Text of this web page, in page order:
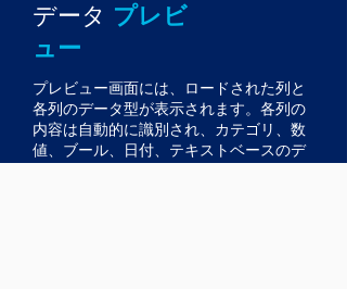
データ プレビ
ュー
プレビュー画面には、ロードされた列と
各列のデータ型が表示されます。各列の
内容は自動的に識別され、カテゴリ、数
値、ブール、日付、テキストベースのデ